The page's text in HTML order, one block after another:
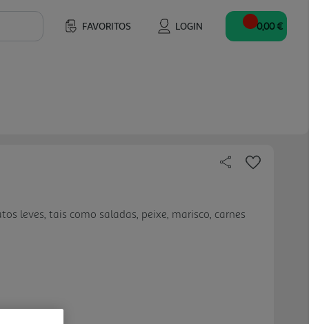
FAVORITOS LOGIN 0,00 €
leves, tais como saladas, peixe, marisco, carnes